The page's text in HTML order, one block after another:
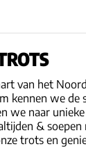
van het
kennen we
we naar
&
trots en